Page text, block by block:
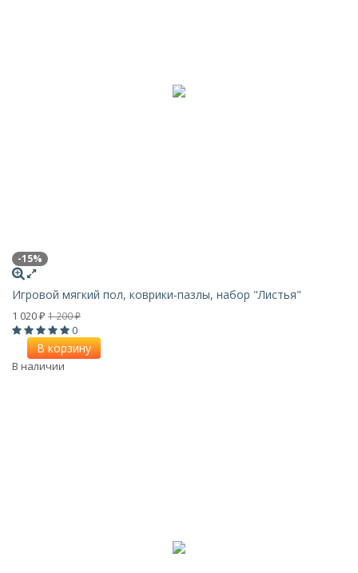
-15%
Игровой мягкий пол, коврики-пазлы, набор "Листья"
1 020 ₽ 1 200₽
0
В корзину
В наличии